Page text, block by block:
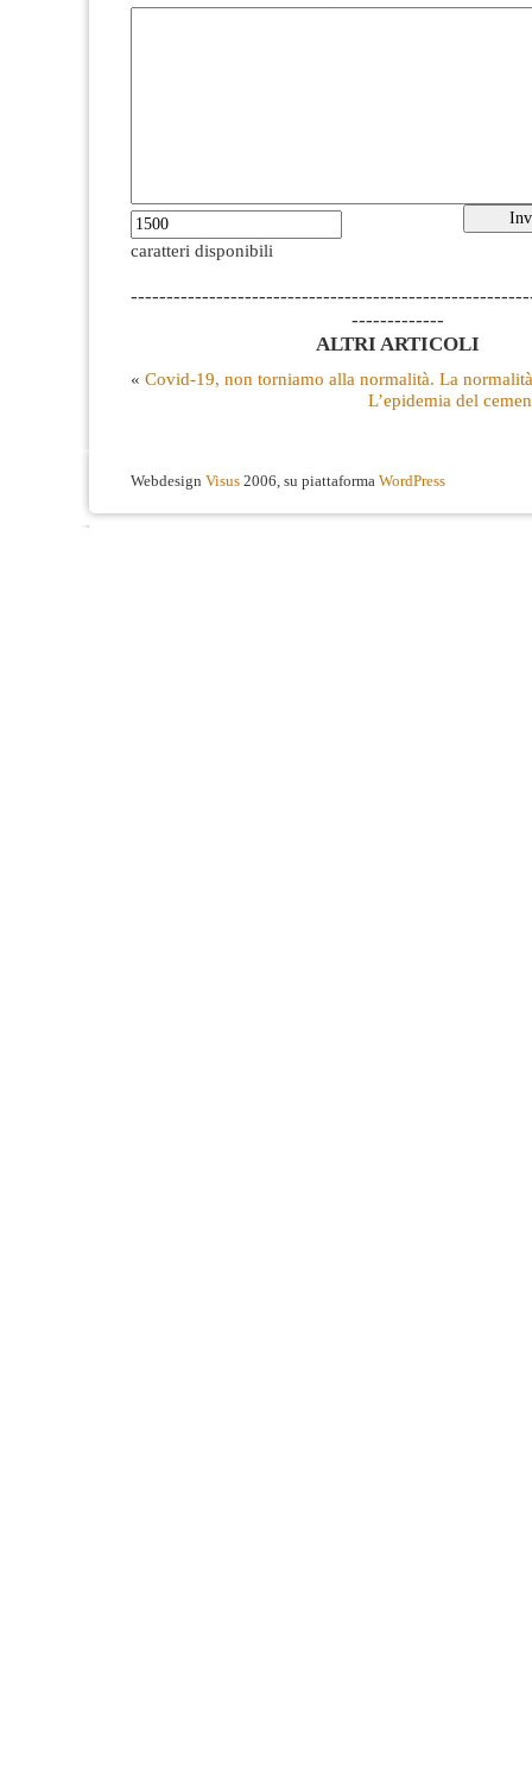
caratteri disponibili
-------------
ALTRI ARTICOLI
« Covid-19, non torniamo alla normalità. La
L’epidemia del
Webdesign Visus 2006, su piattaforma WordPress